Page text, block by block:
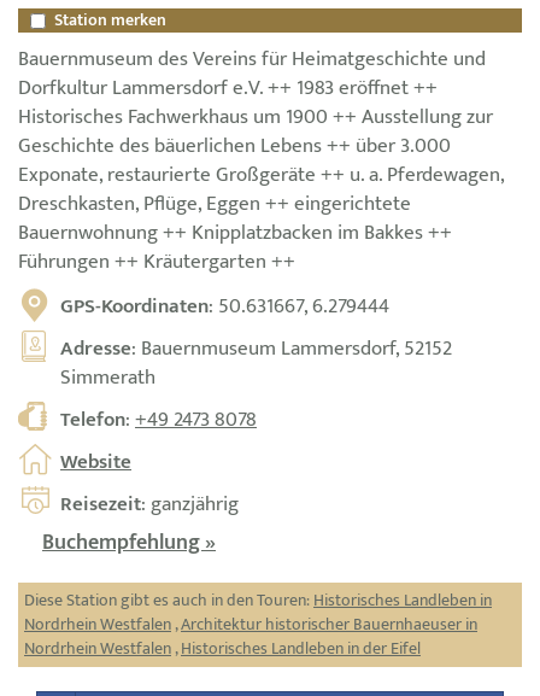
Station merken
Bauernmuseum des Vereins für Heimatgeschichte und
Dorfkultur Lammersdorf e.V. ++ 1983 eröffnet ++
Historisches Fachwerkhaus um 1900 ++ Ausstellung zur
Geschichte des bäuerlichen Lebens ++ über 3.000
Exponate, restaurierte Großgeräte ++ u. a. Pferdewagen,
Dreschkasten, Pflüge, Eggen ++ eingerichtete
Bauernwohnung ++ Knipplatzbacken im Bakkes ++
Führungen ++ Kräutergarten ++
GPS-Koordinaten: 50.631667, 6.279444
Adresse: Bauernmuseum Lammersdorf, 52152
Simmerath
Telefon:+49 2473 8078
Website
Reisezeit: ganzjährig
Buchempfehlung »
Diese Station gibt es auch in den Touren:Historisches Landleben in
Nordrhein Westfalen,Architektur historischer Bauernhaeuser in
Nordrhein Westfalen,Historisches Landleben in der Eifel